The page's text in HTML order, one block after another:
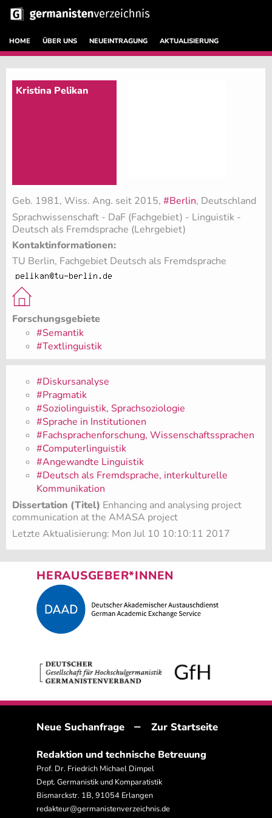
HOME ÜBER UNS NEUEINTRAGUNG AKTUALISIERUNG
Kristina Pelikan
Geb. 1981, Wiss. Ang. seit 2015, #Berlin, Deutschland
Sprachwissenschaft - DaF (Fachgebiet) - Linguistik -
Deutsch als Fremdsprache (Lehrgebiet)
Kontaktinformationen:
TU Berlin, Fachgebiet Deutsch als Fremdsprache
Forschungsgebiete
#Semantik
#Textlinguistik
#Diskursanalyse
#Pragmatik
#Soziolinguistik, Sprachsoziologie
#Sprache in Institutionen
#Fachsprachenforschung, Wissenschaftssprachen
#Computerlinguistik
#Angewandte Linguistik
#Deutsch als Fremdsprache, interkulturelle
Kommunikation
Dissertation (Titel) Enhancing and analysing project
communication at the AMASA project
Letzte Aktualisierung: Mon Jul 10 10:10:11 2017
HERAUSGEBER*INNEN
Neue Suchanfrage – Zur Startseite
Redaktion und technische Betreuung
Prof. Dr. Friedrich Michael Dimpel
Dept. Germanistik und Komparatistik
Bismarckstr. 1B, 91054 Erlangen
redakteur@germanistenverzeichnis.de